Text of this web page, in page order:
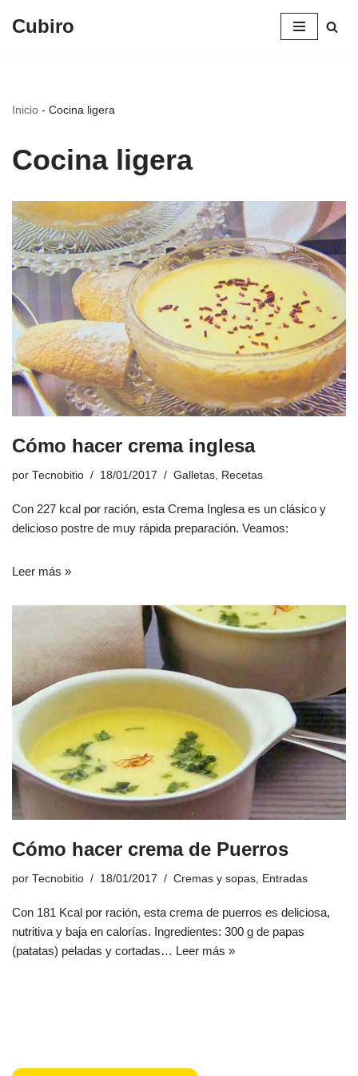
Cubiro
Inicio - Cocina ligera
Cocina ligera
Cómo hacer crema inglesa
por Tecnobitio 18/01/2017 Galletas Recetas
Con 227 kcal por ración, esta Crema Inglesa es un clásico y
delicioso postre de muy rápida preparación. Veamos:
Leer más »
Cómo hacer crema de Puerros
por Tecnobitio 18/01/2017 Cremas y sopas, Entradas
Con 181 Kcal por ración, esta crema de puerros es deliciosa,
nutritiva y baja en calorías. Ingredientes: 300 g de papas
(patatas) peladas y cortadas… Leer más »